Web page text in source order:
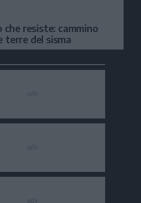
che resiste: cammino
terre del sisma